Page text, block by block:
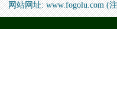
网站网址: www.fogolu.com (